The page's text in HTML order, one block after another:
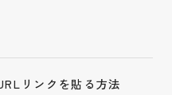
リンクを貼る方法